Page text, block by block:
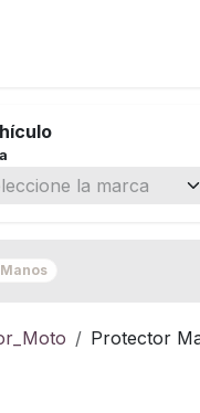
Protector